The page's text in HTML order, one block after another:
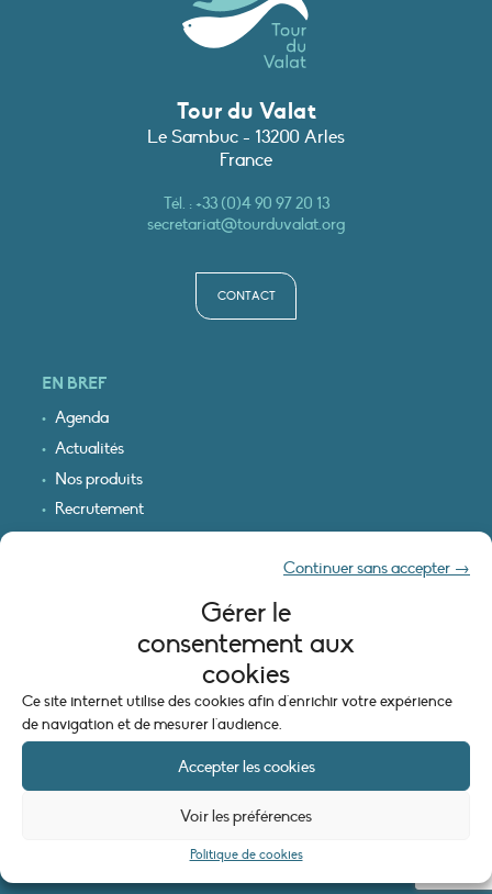
Gérer le
consentement aux
cookies
Ce site internet utilise des cookies afin d'enrichir votre expérience
de navigation et de mesurer l'audience.
Accepter les cookies
Continuer sans accepter →
Voir les préférences
Politique de cookies
Tour du Valat
Le Sambuc - 13200 Arles
France
Tél. :+33 (0)4 90 97 20 13
secretariat@tourduvalat.org
CONTACT
EN BREF
Agenda
Actualités
Nos produits
Recrutement
INFORMATIONS LÉGALES
Mentions légales
Politique de cookies (UE)